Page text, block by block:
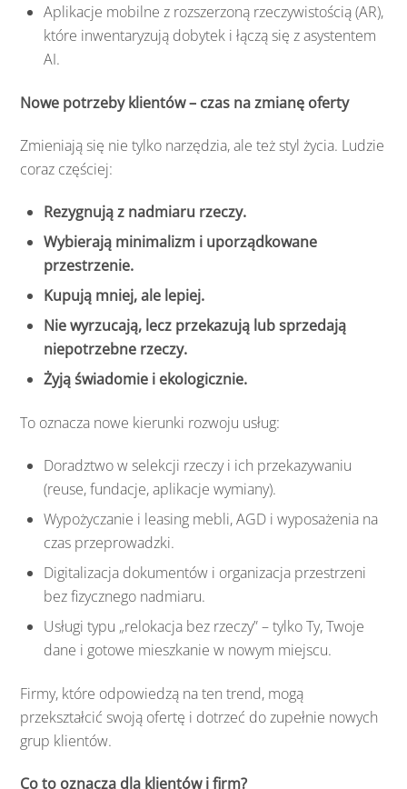
Aplikacje mobilne z rozszerzoną rzeczywistością (AR),
które inwentaryzują dobytek i łączą się z asystentem
AI.
Nowe potrzeby klientów – czas na zmianę oferty
Zmieniają się nie tylko narzędzia, ale też styl życia. Ludzie
coraz częściej:
Rezygnują z nadmiaru rzeczy.
Wybierają minimalizm i uporządkowane
przestrzenie.
Kupują mniej, ale lepiej.
Nie wyrzucają, lecz przekazują lub sprzedają
niepotrzebne rzeczy.
Żyją świadomie i ekologicznie.
To oznacza nowe kierunki rozwoju usług:
Doradztwo w selekcji rzeczy i ich przekazywaniu
(reuse, fundacje, aplikacje wymiany).
Wypożyczanie i leasing mebli, AGD i wyposażenia na
czas przeprowadzki.
Digitalizacja dokumentów i organizacja przestrzeni
bez fizycznego nadmiaru.
Usługi typu „relokacja bez rzeczy” – tylko Ty, Twoje
dane i gotowe mieszkanie w nowym miejscu.
Firmy, które odpowiedzą na ten trend, mogą
przekształcić swoją ofertę i dotrzeć do zupełnie nowych
grup klientów.
Co to oznacza dla klientów i firm?